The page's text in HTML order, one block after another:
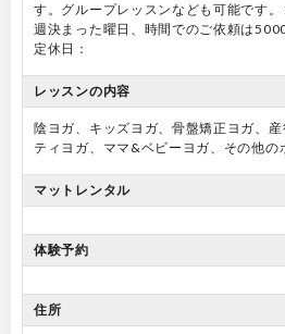
す。グループレッスンなども可能です
週決まった曜日、時間でのご依頼は5000
定休日：
レッスンの内容
陰ヨガ、キッズヨガ、骨盤矯正ヨガ、
ティヨガ、ママ&ベビーヨガ、その他の
マットレンタル
体験予約
住所